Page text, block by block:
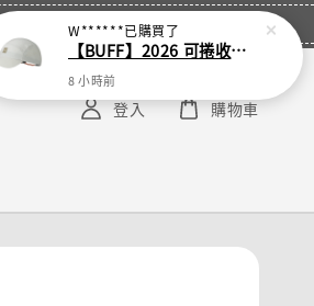
登入 購物車
W******已購買了
【BUFF】2026 可捲收跑帽
8 小時前